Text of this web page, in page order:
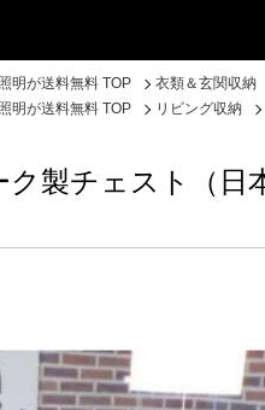
明が送料無料 TOP 衣類＆玄関収納
明が送料無料 TOP
リビング収納
製チェスト（日